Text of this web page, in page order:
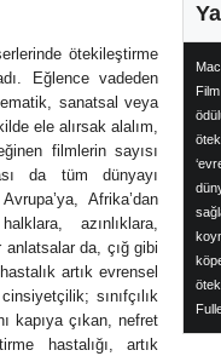
ötekileştirme
Eğlence vadeden
sanatsal veya
ele alırsak alalım,
filmlerin sayısı
da tüm dünyayı
Afrika’dan
azınlıklara,
anlatsalar da, çığ gibi
artık evrensel
sınıfçılık
kapıya çıkan, nefret
hastalığı, artık
Jane Campion
bir yana, adını son dönemde
Lake dizisi ile duyduğumuz
...